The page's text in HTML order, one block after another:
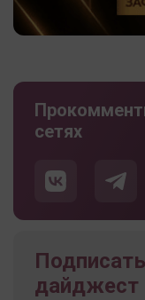
сетях
дайджест